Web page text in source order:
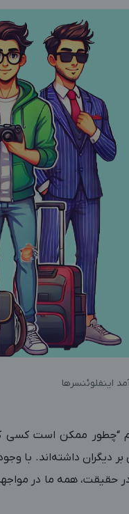
اینفلوئنسرها
“چطور ممکن است کسی که
دیگران داشته‌اند. با
همه ما در مواجهه